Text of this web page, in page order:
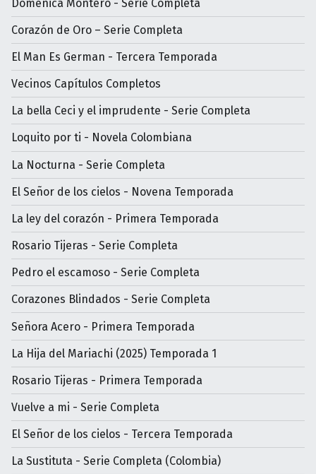
Doménica Montero - Serie Completa
Corazón de Oro – Serie Completa
El Man Es German - Tercera Temporada
Vecinos Capítulos Completos
La bella Ceci y el imprudente - Serie Completa
Loquito por ti - Novela Colombiana
La Nocturna - Serie Completa
El Señor de los cielos - Novena Temporada
La ley del corazón - Primera Temporada
Rosario Tijeras - Serie Completa
Pedro el escamoso - Serie Completa
Corazones Blindados - Serie Completa
Señora Acero - Primera Temporada
La Hija del Mariachi (2025) Temporada 1
Rosario Tijeras - Primera Temporada
Vuelve a mi - Serie Completa
El Señor de los cielos - Tercera Temporada
La Sustituta - Serie Completa (Colombia)